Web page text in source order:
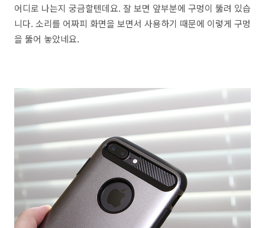
어디로 나는지 궁금할텐데요. 잘 보면 앞부분에 구멍이 뚫려 있습
니다. 소리를 어짜피 화면을 보면서 사용하기 때문에 이렇게 구멍
을 뚫어 놓았네요.